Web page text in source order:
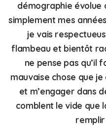
démographie évolue
simplement mes
je vais
flambeau et bientôt
ne pense pas qu’il
mauvaise chose que
et m’engager dans
comblent le vide que